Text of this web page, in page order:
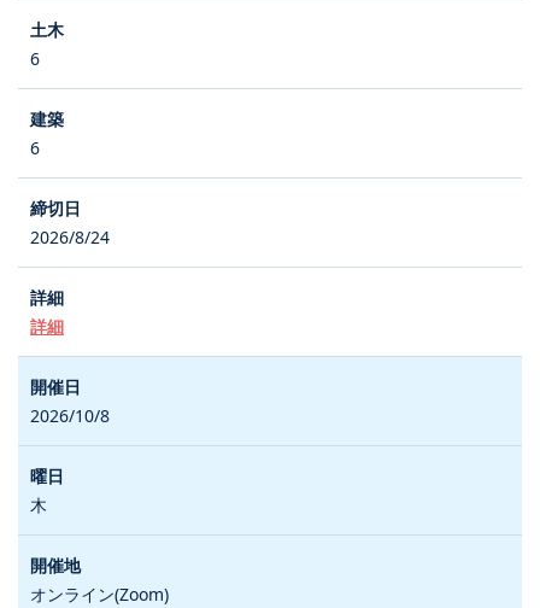
6
6
2026/8/24
詳細
2026/10/8
木
オンライン(Zoom)